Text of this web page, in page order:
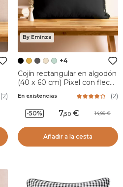
(2)
By Eminza
+4
Cojín rectangular en algodón
(40 x 60 cm) Pixel con flecos
En existencias (2)
-50% 7,50 14,99
Añadir a la cesta